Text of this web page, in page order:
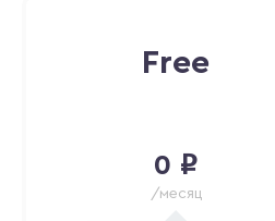
Free
0 i
/месяц